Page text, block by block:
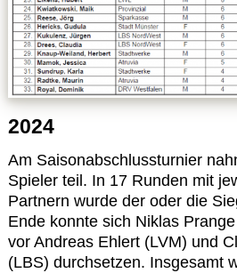
2024
Am Saisonabschlussturnier
Spieler teil. In 17 Runden mit
Partnern wurde der oder die
Ende konnte sich Niklas
vor Andreas Ehlert (LVM) und
(LBS) durchsetzen. Insgesamt